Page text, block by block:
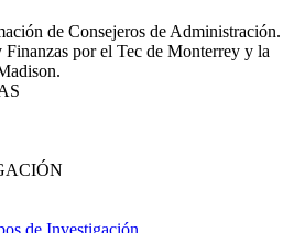
de Consejeros de Administración.
por el Tec de Monterrey y la
de Investigación